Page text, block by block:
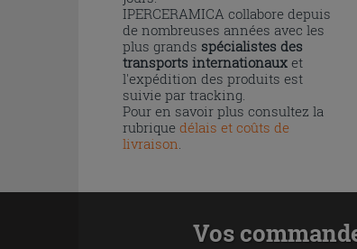
IPERCERAMICA collabore depuis
de nombreuses années avec les
plus grands spécialistes des
transports internationaux et
l'expédition des produits est
suivie par tracking.
Pour en savoir plus consultez la
rubrique délais et coûts de
livraison.
Vos